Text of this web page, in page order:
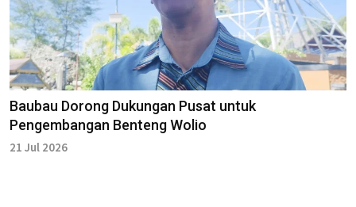
Baubau Dorong Dukungan Pusat untuk
Pengembangan Benteng Wolio
21 Jul 2026